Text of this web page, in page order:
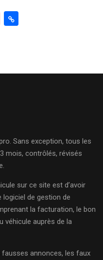
Sans exception, tous les
mois, contrôlés, révisés
sur ce site est d’avoir
logiciel de gestion de
la facturation, le bon
véhicule auprès de la
fausses annonces, les faux